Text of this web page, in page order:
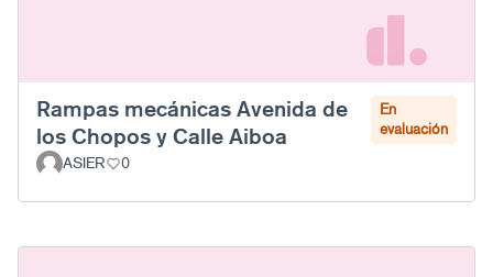
Rampas mecánicas Avenida de
los Chopos y Calle Aiboa
En
evaluación
ASIER
0